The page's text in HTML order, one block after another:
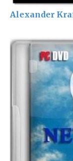
Alexander